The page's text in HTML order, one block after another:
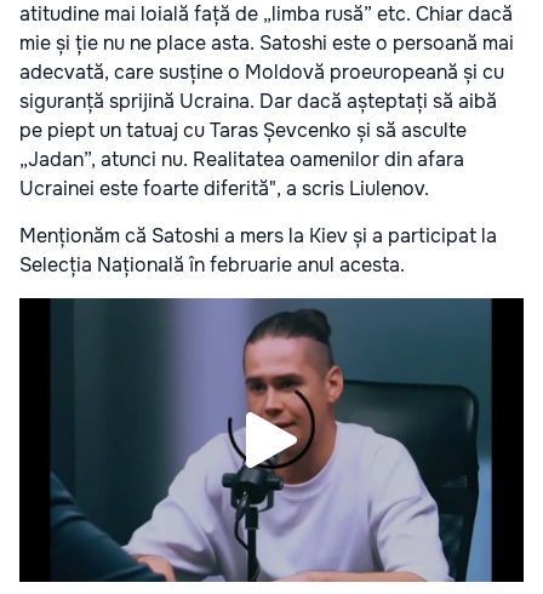
atitudine mai loială față de „limba rusă” etc. Chiar dacă
mie și ție nu ne place asta. Satoshi este o persoană mai
adecvată, care susține o Moldovă proeuropeană și cu
siguranță sprijină Ucraina. Dar dacă așteptați să aibă
pe piept un tatuaj cu Taras Șevcenko și să asculte
„Jadan”, atunci nu. Realitatea oamenilor din afara
Ucrainei este foarte diferită", a scris Liulenov.
Menționăm că Satoshi a mers la Kiev și a participat la
Selecția Națională în februarie anul acesta.